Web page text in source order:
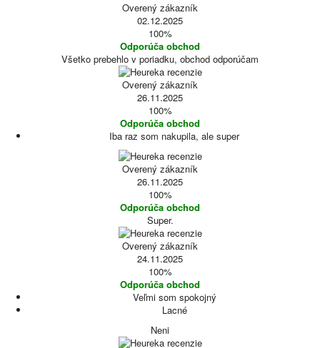
Overený zákazník
02.12.2025
100%
Odporúča obchod
Všetko prebehlo v poriadku, obchod odporúčam
Overený zákazník
26.11.2025
100%
Odporúča obchod
Iba raz som nakupila, ale super
Overený zákazník
26.11.2025
100%
Odporúča obchod
Super.
Overený zákazník
24.11.2025
100%
Odporúča obchod
Veľmi som spokojný
Lacné
Neni